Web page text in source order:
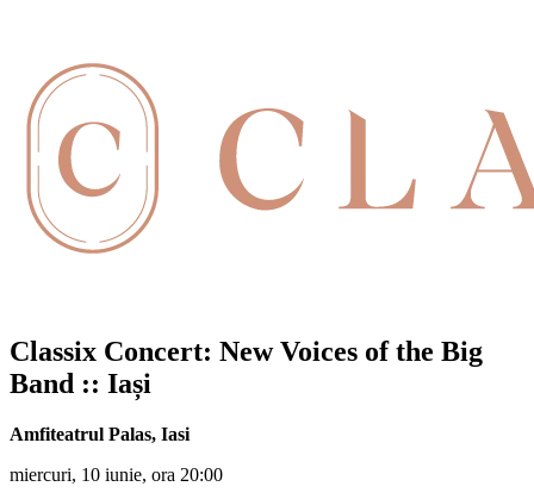
Classix Concert: New Voices of the Big
Band :: Iași
Amfiteatrul Palas, Iasi
miercuri, 10 iunie, ora 20:00